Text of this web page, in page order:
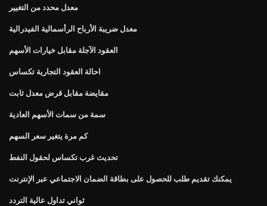
معدل محدد من التغيير
معدل ضريبة الأرباح الرأسمالية الفيدرالية
العقود الآجلة مقابل خيارات الأسهم
احالة العقود التجارية تكساس
مقايضة مقابل قرض معدل ثابت
سمة من سمات الأسهم العادية
كم مرة يتغير سعر السهم
تحديث غرب تكساس لحقول النفط
يمكنك تقديم طلب للحصول على بطاقة الضمان الاجتماعي عبر الإنترنت
ثواني تداول عالية التردد